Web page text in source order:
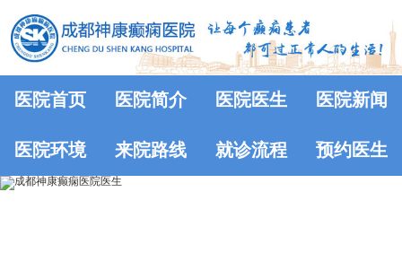
医院首页 医院简介 医院医生 医院新闻
医院环境 来院路线 就诊流程 预约医生